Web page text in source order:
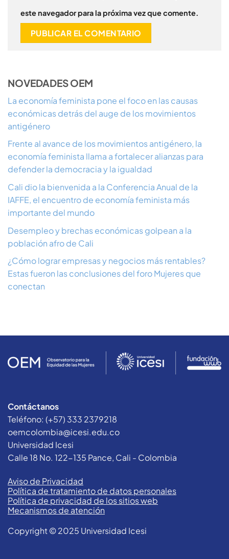
este navegador para la próxima vez que comente.
NOVEDADES OEM
La economía feminista pone el foco en las causas
económicas detrás del auge de los movimientos
antigénero
Frente al avance de los movimientos antigénero, la
economía feminista llama a fortalecer alianzas para
defender la democracia y la igualdad
Cali dio la bienvenida a la Conferencia Anual de la
IAFFE, el encuentro de economía feminista más
importante del mundo
Desempleo y brechas económicas golpean a la
población afro de Cali
¿Cómo lograr empresas y negocios más rentables?
Estas fueron las conclusiones del foro Mujeres que
conectan
Contáctanos
Teléfono: (+57) 333 2379218
oemcolombia@icesi.edu.co
Universidad Icesi
Calle 18 No. 122-135 Pance, Cali - Colombia
Aviso de Privacidad
Política de tratamiento de datos personales
Política de privacidad de los sitios web
Mecanismos de atención
Copyright © 2025 Universidad Icesi